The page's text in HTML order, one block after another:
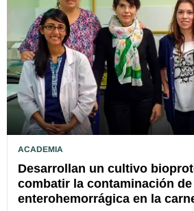
ACADEMIA
Desarrollan un cultivo
combatir la contaminación
enterohemorrágica en la